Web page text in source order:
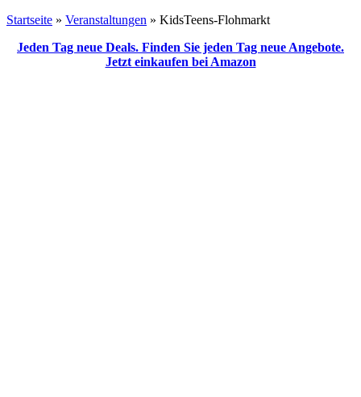
Startseite » Veranstaltungen » KidsTeens-Flohmarkt
Jeden Tag neue Deals. Finden Sie jeden Tag neue Angebote.
Jetzt einkaufen bei Amazon